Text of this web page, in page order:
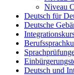
Niveau
Deutsch für
Deutsche
Deutsch und